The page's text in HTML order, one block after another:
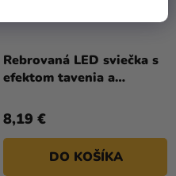
Rebrovaná LED sviečka s
efektom tavenia a
8,19 €
DO KOŠÍKA